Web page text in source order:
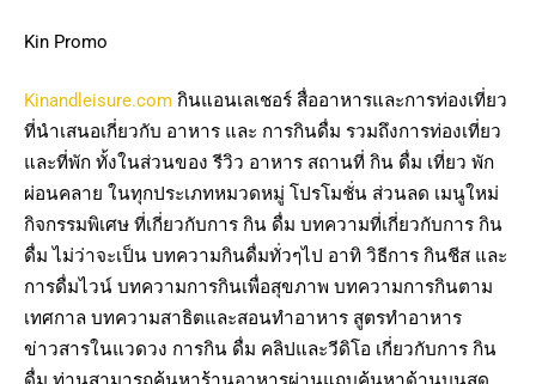
Kin Promo
Kinandleisure.com กินแอนเลเชอร์ สื่ออาหารและการท่องเที่ยว
ที่นำเสนอเกี่ยวกับ อาหาร และ การกินดื่ม รวมถึงการท่องเที่ยว
และที่พัก ทั้งในส่วนของ รีวิว อาหาร สถานที่ กิน ดื่ม เที่ยว พัก
ผ่อนคลาย ในทุกประเภทหมวดหมู่ โปรโมชั่น ส่วนลด เมนูใหม่
กิจกรรมพิเศษ ที่เกี่ยวกับการ กิน ดื่ม บทความที่เกี่ยวกับการ กิน
ดื่ม ไม่ว่าจะเป็น บทความกินดื่มทั่วๆไป อาทิ วิธีการ กินชีส และ
การดื่มไวน์ บทความการกินเพื่อสุขภาพ บทความการกินตาม
เทศกาล บทความสาธิตและสอนทำอาหาร สูตรทำอาหาร
ข่าวสารในแวดวง การกิน ดื่ม คลิปและวีดิโอ เกี่ยวกับการ กิน